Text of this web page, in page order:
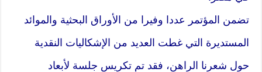
تضمن المؤتمر عددا وفيرا من الأوراق البحثية والموائد
المستديرة التي غطت العديد من الإشكاليات النقدية
حول شعرنا الراهن، فقد تم تكريس جلسة لأبعاد